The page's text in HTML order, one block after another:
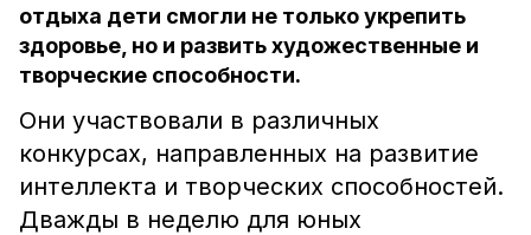
отдыха дети смогли не только укрепить
здоровье, но и развить художественные и
творческие способности.
Они участвовали в различных
конкурсах, направленных на развитие
интеллекта и творческих способностей.
Дважды в неделю для юных